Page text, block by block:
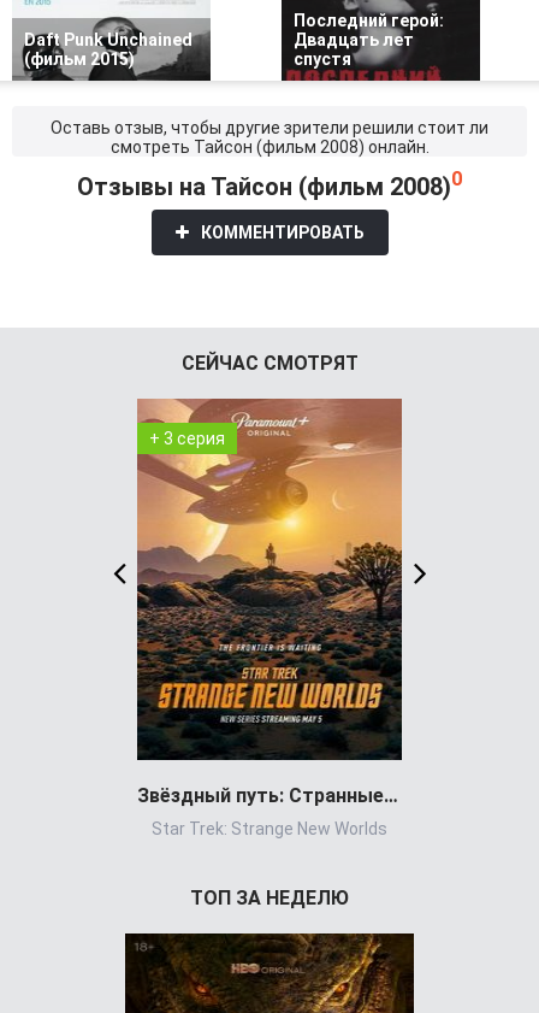
Daft Punk Unchained
(фильм 2015)
Последний герой:
Двадцать лет
спустя
Оставь отзыв, чтобы другие зрители решили стоит ли
смотреть Тайсон (фильм 2008) онлайн.
Отзывы на Тайсон (фильм 2008)0
КОММЕНТИРОВАТЬ
СЕЙЧАС СМОТРЯТ
+ 3 серия
Звёздный путь: Странные новые миры
Star Trek: Strange New Worlds
ТОП ЗА НЕДЕЛЮ